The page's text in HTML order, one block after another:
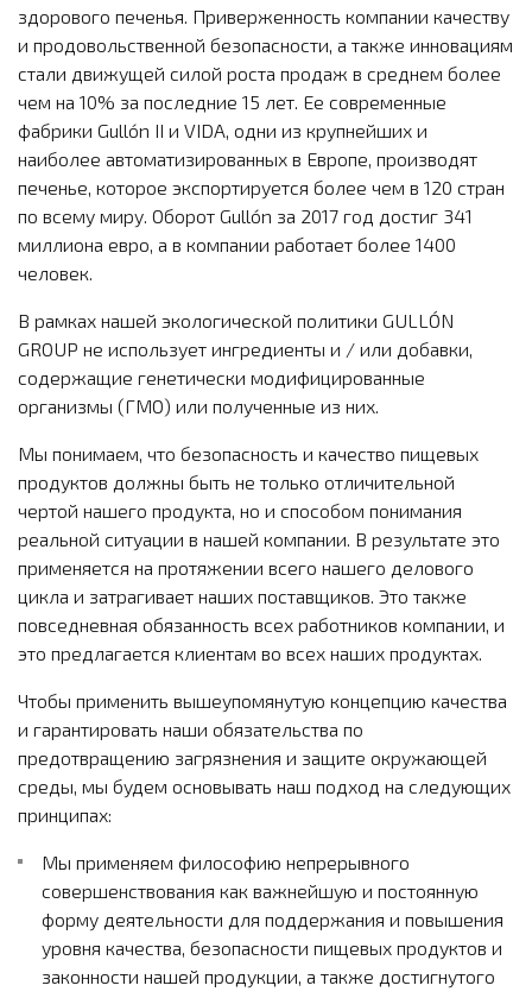
здорового печенья. Приверженность компании качеству
и продовольственной безопасности, а также инновациям
стали движущей силой роста продаж в среднем более
чем на 10% за последние 15 лет. Ее современные
фабрики Gullón II и VIDA, одни из крупнейших и
наиболее автоматизированных в Европе, производят
печенье, которое экспортируется более чем в 120 стран
по всему миру. Оборот Gullón за 2017 год достиг 341
миллиона евро, а в компании работает более 1400
человек.
В рамках нашей экологической политики GULLÓN
GROUP не использует ингредиенты и / или добавки,
содержащие генетически модифицированные
организмы (ГМО) или полученные из них.
Мы понимаем, что безопасность и качество пищевых
продуктов должны быть не только отличительной
чертой нашего продукта, но и способом понимания
реальной ситуации в нашей компании. В результате это
применяется на протяжении всего нашего делового
цикла и затрагивает наших поставщиков. Это также
повседневная обязанность всех работников компании, и
это предлагается клиентам во всех наших продуктах.
Чтобы применить вышеупомянутую концепцию качества
и гарантировать наши обязательства по
предотвращению загрязнения и защите окружающей
среды, мы будем основывать наш подход на следующих
принципах:
Мы применяем философию непрерывного
совершенствования как важнейшую и постоянную
форму деятельности для поддержания и повышения
уровня качества, безопасности пищевых продуктов и
законности нашей продукции, а также достигнутого